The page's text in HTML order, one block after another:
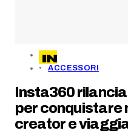
ACCESSORI
Insta360
per conquistare
creator e